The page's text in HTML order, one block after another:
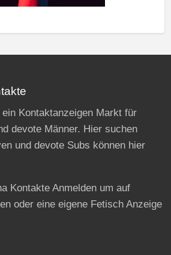
Kontaktanzeigen Markt für
devote Männer. Hier suchen
und devote Subs können hier
Kontakte Anmelden um auf
oder eine eigene Fetisch Anzeige